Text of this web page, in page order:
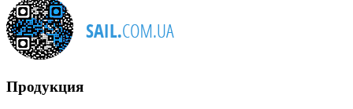
Продукция